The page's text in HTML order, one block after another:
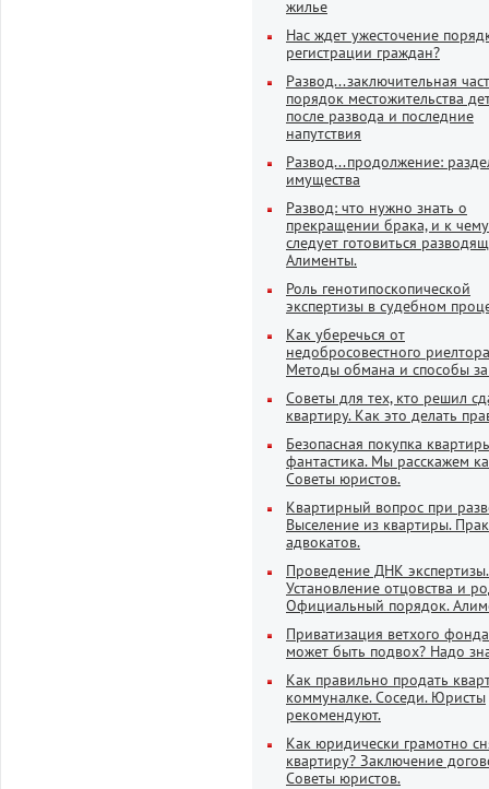
жилье
Нас ждет ужесточение
регистрации граждан?
Развод...заключительная
порядок местожительства
после развода и последние
напутствия
Развод...продолжение:
имущества
Развод: что нужно знать о
прекращении брака, и к чему
следует готовиться
Алименты.
Роль генотипоскопической
экспертизы в судебном
Как уберечься от
недобросовестного
Методы обмана и способы
Советы для тех, кто решил
квартиру. Как это делать
Безопасная покупка
фантастика. Мы расскажем
Советы юристов.
Квартирный вопрос при
Выселение из квартиры.
адвокатов.
Проведение ДНК экспертизы.
Установление отцовства и
Официальный порядок.
Приватизация ветхого
может быть подвох? Надо
Как правильно продать
коммуналке. Соседи. Юристы
рекомендуют.
Как юридически грамотно
квартиру? Заключение
Советы юристов.